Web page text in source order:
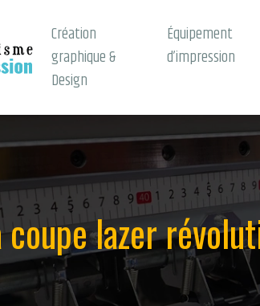
Création
graphique &
Design
Équipement
d’impression
coupe lazer